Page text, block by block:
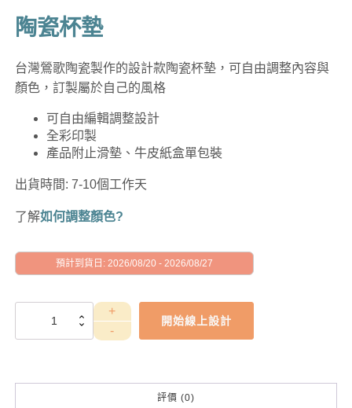
價
格：
價
格：
陶瓷杯墊
台灣鶯歌陶瓷製作的設計款陶瓷杯墊，可自由調整內容與
顏色，訂製屬於自己的風格
可自由編輯調整設計
全彩印製
產品附止滑墊、牛皮紙盒單包裝
出貨時間: 7-10個工作天
了解如何調整顏色?
預計到貨日: 2026/08/20 - 2026/08/27
GAD1010017
開始線上設計
評價 (0)